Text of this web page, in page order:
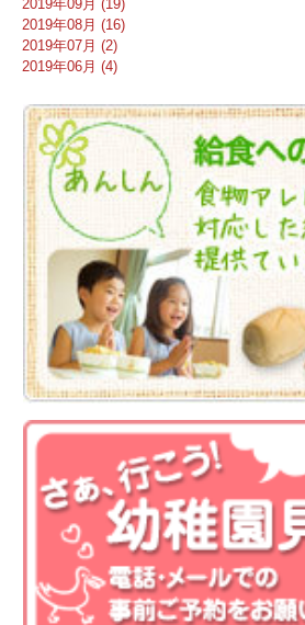
2019年09月 (19)
2019年08月 (16)
2019年07月 (2)
2019年06月 (4)